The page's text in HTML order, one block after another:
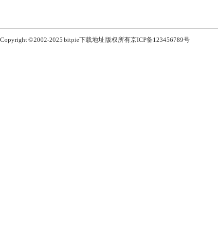
Copyright © 2002-2025 bitpie下载地址 版权所有京ICP备123456789号